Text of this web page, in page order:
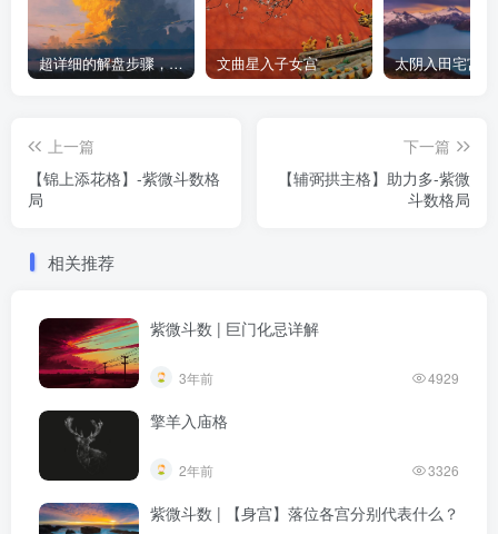
超详细的解盘步骤，紫微斗数入门新手小白必收藏 文曲星入子女宫 太阴入田宅宫
上一篇
【锦上添花格】-紫微斗数格
局
下一篇
【辅弼拱主格】助力多-紫微
斗数格局
相关推荐
紫微斗数 | 巨门化忌详解
3年前 4929
擎羊入庙格
2年前 3326
紫微斗数 | 【身宫】落位各宫分别代表什么？